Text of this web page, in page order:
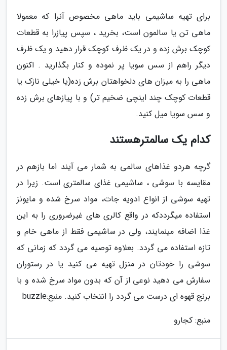
برای تهیه ساشیمی باید ماهی مخصوص آنرا که معمولا
ماهی تن یا سالمون است، بخرید ، سپس پیازرا به قطعات
کوچک برش زده و در یک ظرف کوچک قرار دهید و یک ظرف
دیگر راهم از سس سویا پر نموده و کنار بگذارید . اکنون
ماهی را به میزان های دلخواهتان برش زده(یا خیلی نازک یا
قطعات کوچک چند اینچی ضخیم تر) و با پیازهای برش زده
و سس سویا میل کنید.
کدام یک سالمترهستند
گرچه هردو غذاهای سالمی به شمار می آیند اما بازهم در
مقایسه با سوشی ، ساشیمی غذای سالمتری است. زیرا در
تهیه سوشی از انواع ادویه جات، مواد سرخ شده و مایونز
استفاده میگرددکه در واقع کالری های غیرضروری را به این
غذا اضافه مینمایند، ولی در ساشیمی فقط از ماهی خام و
تازه استفاده می گردد. بعلاوه توصیه می گردد که زمانی که
سوشی را خودتان در منزل تهیه می کنید یا در رستوران
سفارش می دهید نوعی از آن که بدون مواد سرخ شده و با
برنج قهوه ای درست می گردد را انتخاب کنید. منبع:buzzle
منبع: کجارو